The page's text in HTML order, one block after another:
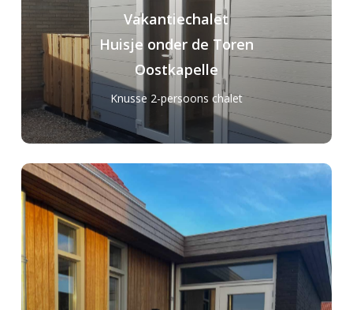
Vakantiechalet
Huisje onder de Toren
Oostkapelle
Knusse 2-persoons chalet